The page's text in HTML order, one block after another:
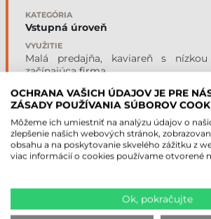
KATEGÓRIA
Vstupná úroveň
VYUŽITIE
Malá predajňa, kaviareň s nízkou
začínajúca firma
100–500 ks
KATEGÓRIA
Stredná trieda
Reštaurácia, stredne navštevovaná
OCHRANA VAŠICH ÚDAJOV JE PRE
ZÁSADY POUŽÍVANIA SÚBOROV
Môžeme ich umiestniť na analýzu údajov o
zlepšenie našich webových stránok,
obsahu a na poskytovanie skvelého zážitku z
viac informácií o cookies používame otvorené
Ok, pokračujte